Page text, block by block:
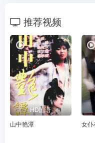
推荐视频
HD国语
山中艳潭
女仆